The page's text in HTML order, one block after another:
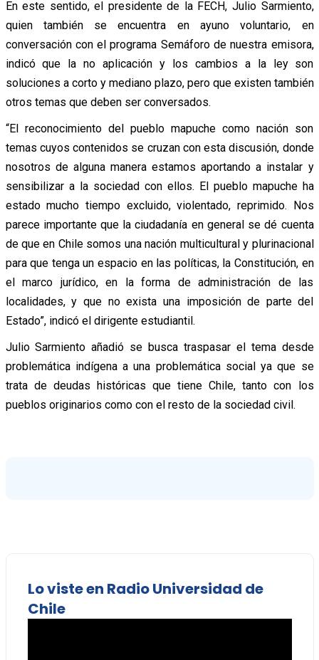
En este sentido, el presidente de la FECH, Julio Sarmiento,
quien también se encuentra en ayuno voluntario, en
conversación con el programa Semáforo de nuestra emisora,
indicó que la no aplicación y los cambios a la ley son
soluciones a corto y mediano plazo, pero que existen también
otros temas que deben ser conversados.
“El reconocimiento del pueblo mapuche como nación son
temas cuyos contenidos se cruzan con esta discusión, donde
nosotros de alguna manera estamos aportando a instalar y
sensibilizar a la sociedad con ellos. El pueblo mapuche ha
estado mucho tiempo excluido, violentado, reprimido. Nos
parece importante que la ciudadanía en general se dé cuenta
de que en Chile somos una nación multicultural y plurinacional
para que tenga un espacio en las políticas, la Constitución, en
el marco jurídico, en la forma de administración de las
localidades, y que no exista una imposición de parte del
Estado”, indicó el dirigente estudiantil.
Julio Sarmiento añadió se busca traspasar el tema desde
problemática indígena a una problemática social ya que se
trata de deudas históricas que tiene Chile, tanto con los
pueblos originarios como con el resto de la sociedad civil.
Lo viste en Radio Universidad de
Chile